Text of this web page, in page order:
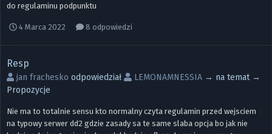
do regulaminu podpunktu
4 Marca 2022 8 odpowiedzi
Resp
jan frachesko odpowiedział LEMONAMNESSIA→ na temat →
Propozycje
Nie ma to totalnie sensu kto normalny czyta regulamin przed wejsciem
na typowy serwer dd2 gdzie zasady sa te same slaba opcja bo jak nie